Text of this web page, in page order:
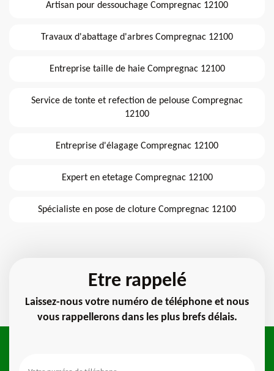
Artisan pour dessouchage Compregnac 12100
Travaux d'abattage d'arbres Compregnac 12100
Entreprise taille de haie Compregnac 12100
Service de tonte et refection de pelouse Compregnac
12100
Entreprise d'élagage Compregnac 12100
Expert en etetage Compregnac 12100
Spécialiste en pose de cloture Compregnac 12100
Etre rappelé
Laissez-nous votre numéro de téléphone et nous
vous rappellerons dans les plus brefs délais.